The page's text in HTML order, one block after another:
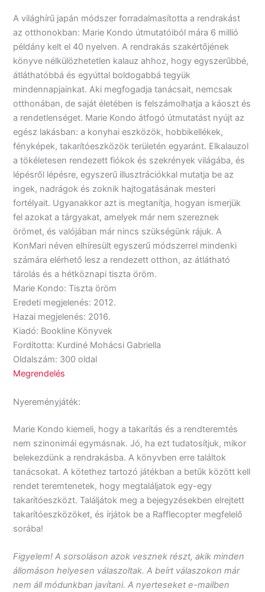
A világhírű japán módszer forradalmasította a rendrakást
az otthonokban: Marie Kondo útmutatóiból mára 6 millió
példány kelt el 40 nyelven. A rendrakás szakértőjének
könyve nélkülözhetetlen kalauz ahhoz, hogy egyszerűbbé,
átláthatóbbá és egyúttal boldogabbá tegyük
mindennapjainkat. Aki megfogadja tanácsait, nemcsak
otthonában, de saját életében is felszámolhatja a káoszt és
a rendetlenséget. Marie Kondo átfogó útmutatást nyújt az
egész lakásban: a konyhai eszközök, hobbikellékek,
fényképek, takarítóeszközök területén egyaránt. Elkalauzol
a tökéletesen rendezett fiókok és szekrények világába, és
lépésről lépésre, egyszerű illusztrációkkal mutatja be az
ingek, nadrágok és zoknik hajtogatásának mesteri
fortélyait. Ugyanakkor azt is megtanítja, hogyan ismerjük
fel azokat a tárgyakat, amelyek már nem szereznek
örömet, és valójában már nincs szükségünk rájuk. A
KonMari néven elhíresült egyszerű módszerrel mindenki
számára elérhető lesz a rendezett otthon, az átlátható
tárolás és a hétköznapi tiszta öröm.
Marie Kondo: Tiszta öröm
Eredeti megjelenés: 2012.
Hazai megjelenés: 2016.
Kiadó: Bookline Könyvek
Fordította: Kurdiné Mohácsi Gabriella
Oldalszám: 300 oldal
Megrendelés
Nyereményjáték:
Marie Kondo kiemeli, hogy a takarítás és a rendteremtés
nem szinonimái egymásnak. Jó, ha ezt tudatosítjuk, mikor
belekezdünk a rendrakásba. A könyvben erre találtok
tanácsokat. A kötethez tartozó játékban a betűk között kell
rendet teremtenetek, hogy megtaláljatok egy-egy
takarítóeszközt. Találjátok meg a bejegyzésekben elrejtett
takarítóeszközöket, és írjátok be a Rafflecopter megfelelő
sorába!
Figyelem! A sorsoláson azok vesznek részt, akik minden
állomáson helyesen válaszoltak. A beírt válaszokon már
nem áll módunkban javítani. A nyerteseket e-mailben